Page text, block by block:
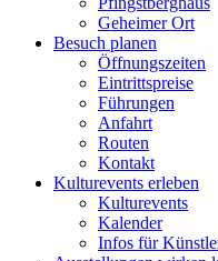
Geheimer Ort
Besuch planen
Öffnungszeiten
Eintrittspreise
Führungen
Anfahrt
Routen
Kontakt
Kulturevents erleben
Kulturevents
Kalender
Infos für